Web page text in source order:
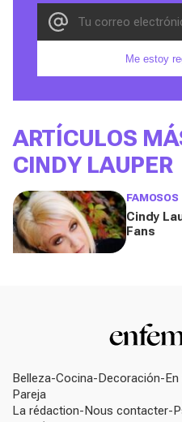
Me estoy
ARTÍCULOS
CINDY LAUPER
FAMOSOS
Cindy
Fans
Belleza Cocina Decoración
Pareja
La rédaction Nous contacter